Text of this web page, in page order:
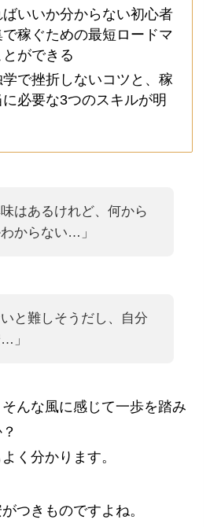
いいか分からない初心者
稼ぐための最短ロードマ
ができる
で挫折しないコツと、稼
必要な3つのスキルが明
味はあるけれど、何から
からない…」
いと難しそうだし、自分
」
んな風に感じて一歩を踏み
く分かります。
つきものですよね。